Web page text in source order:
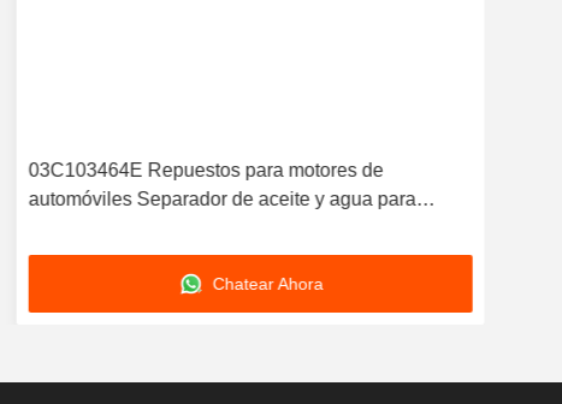
03C103464E Repuestos para motores de
automóviles Separador de aceite y agua para
Chatear Ahora